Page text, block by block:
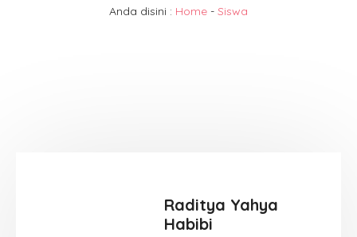
Anda disini : Home - Siswa
Raditya Yahya
Habibi